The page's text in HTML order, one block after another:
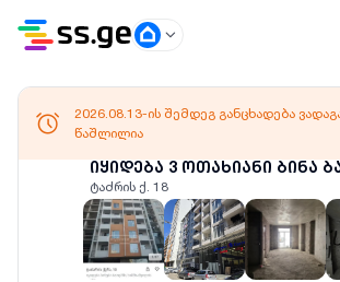
იყიდება 3 ოთახიანი ბინა
ტაძრის ქ. 18
2026.08.13-ის შემდეგ განცხადება
წაშლილია